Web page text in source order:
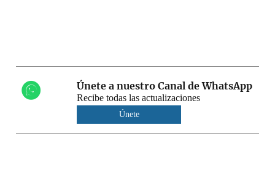
Únete a nuestro Canal de WhatsApp
Recibe todas las actualizaciones
Únete